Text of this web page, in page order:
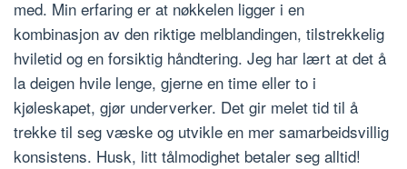
med. Min erfaring er at nøkkelen ligger i en
kombinasjon av den riktige melblandingen, tilstrekkelig
hviletid og en forsiktig håndtering. Jeg har lært at det å
la deigen hvile lenge, gjerne en time eller to i
kjøleskapet, gjør underverker. Det gir melet tid til å
trekke til seg væske og utvikle en mer samarbeidsvillig
konsistens. Husk, litt tålmodighet betaler seg alltid!